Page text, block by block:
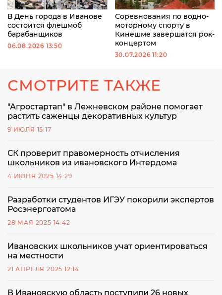
В День города в Иванове
состоится флешмоб
барабанщиков
06.08.2026 13:50
Соревнования по водно-
моторному спорту в
Кинешме завершатся рок-
концертом
30.07.2026 11:20
СМОТРИТЕ ТАКЖЕ
"Агростартап" в Лежневском районе помогает
растить саженцы декоративных культур
9 ИЮЛЯ 15:17
СК проверит правомерность отчисления
школьников из ивановского Интердома
4 ИЮНЯ 2025 14:29
Разработки студентов ИГЭУ покорили экспертов
Росэнергоатома
28 МАЯ 2025 14:42
Ивановских школьников учат ориентироваться
на местности
21 АПРЕЛЯ 2025 12:14
В Ивановскую область поступили 26 новых